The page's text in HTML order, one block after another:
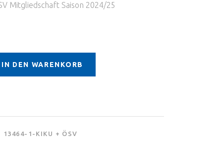
Mitgliedschaft Saison 2024/25
IN DEN WARENKORB
13464-1-KIKU + ÖSV